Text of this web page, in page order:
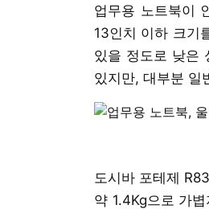
업무용 노트북이
13인치 이하 크기
있을 정도로 낮은
있지만, 대부분 일
도시바 포테제
약 1.4Kg으로 가